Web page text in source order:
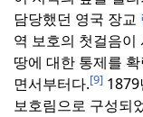
담당했던 영국 장교
역 보호의 첫걸음이
땅에 대한 통제를
면서부터다.[9]
보호림으로 구성되